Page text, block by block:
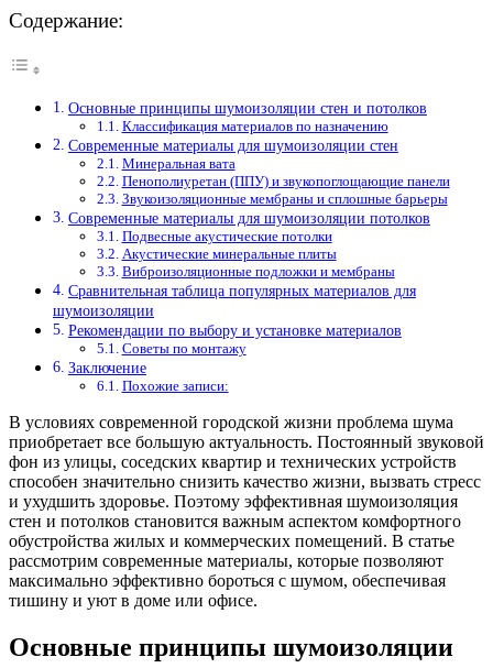
Содержание:
Основные принципы шумоизоляции стен и потолков
Классификация материалов по назначению
Современные материалы для шумоизоляции стен
Минеральная вата
Пенополиуретан (ППУ) и звукопоглощающие панели
Звукоизоляционные мембраны и сплошные барьеры
Современные материалы для шумоизоляции потолков
Подвесные акустические потолки
Акустические минеральные плиты
Виброизоляционные подложки и мембраны
Сравнительная таблица популярных материалов для
шумоизоляции
Рекомендации по выбору и установке материалов
Советы по монтажу
Заключение
Похожие записи:
В условиях современной городской жизни проблема шума
приобретает все большую актуальность. Постоянный звуковой
фон из улицы, соседских квартир и технических устройств
способен значительно снизить качество жизни, вызвать стресс
и ухудшить здоровье. Поэтому эффективная шумоизоляция
стен и потолков становится важным аспектом комфортного
обустройства жилых и коммерческих помещений. В статье
рассмотрим современные материалы, которые позволяют
максимально эффективно бороться с шумом, обеспечивая
тишину и уют в доме или офисе.
Основные принципы шумоизоляции